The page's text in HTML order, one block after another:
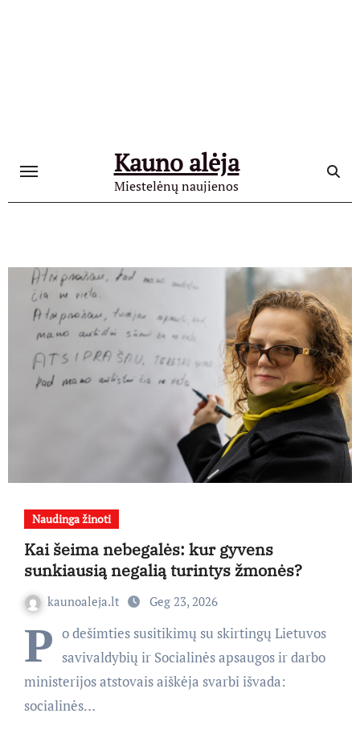
Kauno alėja
Miestelėnų naujienos
Naudinga žinoti
Kai šeima nebegalės: kur gyvens
sunkiausią negalią turintys žmonės?
kaunoaleja.lt Geg 23, 2026
P o dešimties susitikimų su skirtingų Lietuvos
savivaldybių ir Socialinės apsaugos ir darbo
ministerijos atstovais aiškėja svarbi išvada:
socialinės…